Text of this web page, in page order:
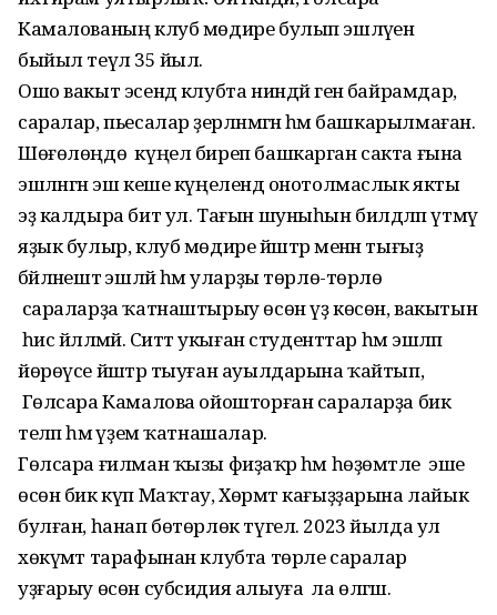
Камалованың клуб мөдире булып эшләүенә
быйыл теүәл 35 йыл.
Ошо вакыт эсендә клубта ниндәй генә байрамдар,
саралар, пьесалар әҙерләнмәгән һәм башкарылмаған.
Шөғөлөңдө күңел биреп башкарган сакта ғына
эшләнгән эш кеше күңелендә онотолмаслык якты
эҙ калдыра бит ул. Тағын шуныһын билдәләп үтмәү
яҙык булыр, клуб мөдире йәштәр менән тығыҙ
бәйләнештә эшләй һәм уларҙы төрлө-төрлө
сараларҙа ҡатнаштырыу өсөн үҙ көсөн, вакытын
һис йәлләмәй. Ситтә укыған студенттар һәм эшләп
йөрөүсе йәштәр тыуған ауылдарына ҡайтып,
Гөлсара Камалова ойошторған сараларҙа бик
теләп һәм әүҙем ҡатнашалар.
Гөлсара ғилман ҡызы фиҙаҡәр һәм һөҙөмтәле эше
өсөн бик күп Маҡтау, Хөрмәт кағыҙҙарына лайык
булған, һанап бөтөрлөк түгел. 2023 йылда ул
хөкүмәт тарафынан клубта төрле саралар
уҙғарыу өсөн субсидия алыуға ла өлгәшә.